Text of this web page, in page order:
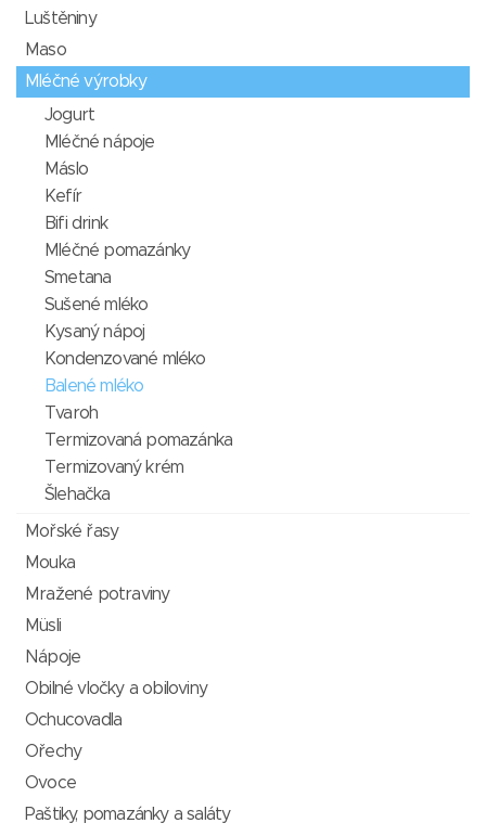
Luštěniny
Maso
Mléčné výrobky
Jogurt
Mléčné nápoje
Máslo
Kefír
Bifi drink
Mléčné pomazánky
Smetana
Sušené mléko
Kysaný nápoj
Kondenzované mléko
Balené mléko
Tvaroh
Termizovaná pomazánka
Termizovaný krém
Šlehačka
Mořské řasy
Mouka
Mražené potraviny
Müsli
Nápoje
Obilné vločky a obiloviny
Ochucovadla
Ořechy
Ovoce
Paštiky, pomazánky a saláty